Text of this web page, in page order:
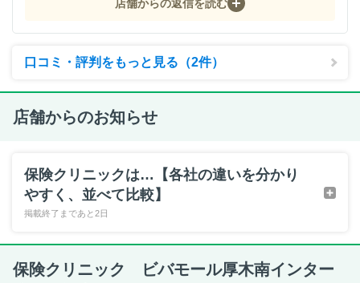
店舗からの返信を読む
口コミ・評判をもっと見る（2件）
店舗からのお知らせ
保険クリニックは…【各社の違いを分かり
やすく、並べて比較】
掲載終了まであと2日
保険クリニック ビバモール厚木南インター